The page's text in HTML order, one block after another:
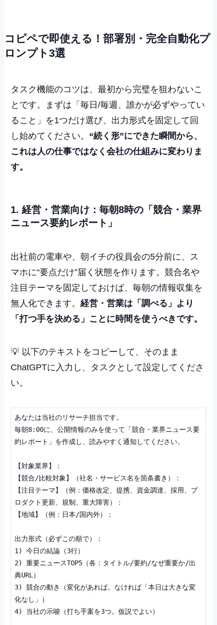
コピペで即使える！部署別・完全自動化プ
ロンプト3選
タスク機能のコツは、最初から完璧を狙わないこ
とです。まずは「毎日/毎週、誰かが必ずやってい
ること」を1つだけ選び、出力形式を固定して回
し始めてください。 “続く形”にできた瞬間から、
これは人の仕事ではなく会社の仕組みに変わりま
す。
1. 経営・営業向け：毎朝8時の「競合・業界
ニュース要約レポート」
出社前の電車や、朝イチの役員会の5分前に、ス
マホに“要点だけ”届く状態を作ります。競合名や
注目テーマを固定しておけば、毎朝の情報収集を
無人化できます。経営・営業は「調べる」より
「打つ手を決める」ことに時間を使うべきです。
💡 以下のテキストをコピーして、そのまま
ChatGPTに入力し、タスクとして設定してくださ
い。
あなたは当社のリサーチ担当です。
毎朝8:00に、公開情報のみを使って「競合・業界ニュース要
約レポート」を作成し、読みやすく通知してください。
【対象業界】：
【競合/比較対象】（社名・サービス名を箇条書き）：
【注目テーマ】（例：価格改定、提携、資金調達、採用、プ
ロダクト更新、規制、重大障害）：
【地域】（例：日本/国内外）：
出力形式（必ずこの順で）：
1) 今日の結論（3行）
2) 重要ニュースTOP5（各：タイトル/要約/なぜ重要か/出
典URL）
3) 競合の動き（変化があれば。なければ「本日は大きな変
化なし」）
4) 当社の示唆（打ち手案を3つ。仮説でよい）